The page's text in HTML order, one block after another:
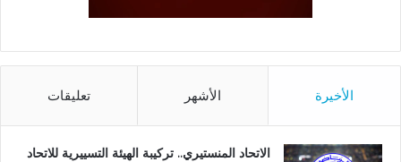
الأخيرة الأشهر تعليقات
الاتحاد المنستيري.. تركيبة الهيئة التسييرية للاتحاد